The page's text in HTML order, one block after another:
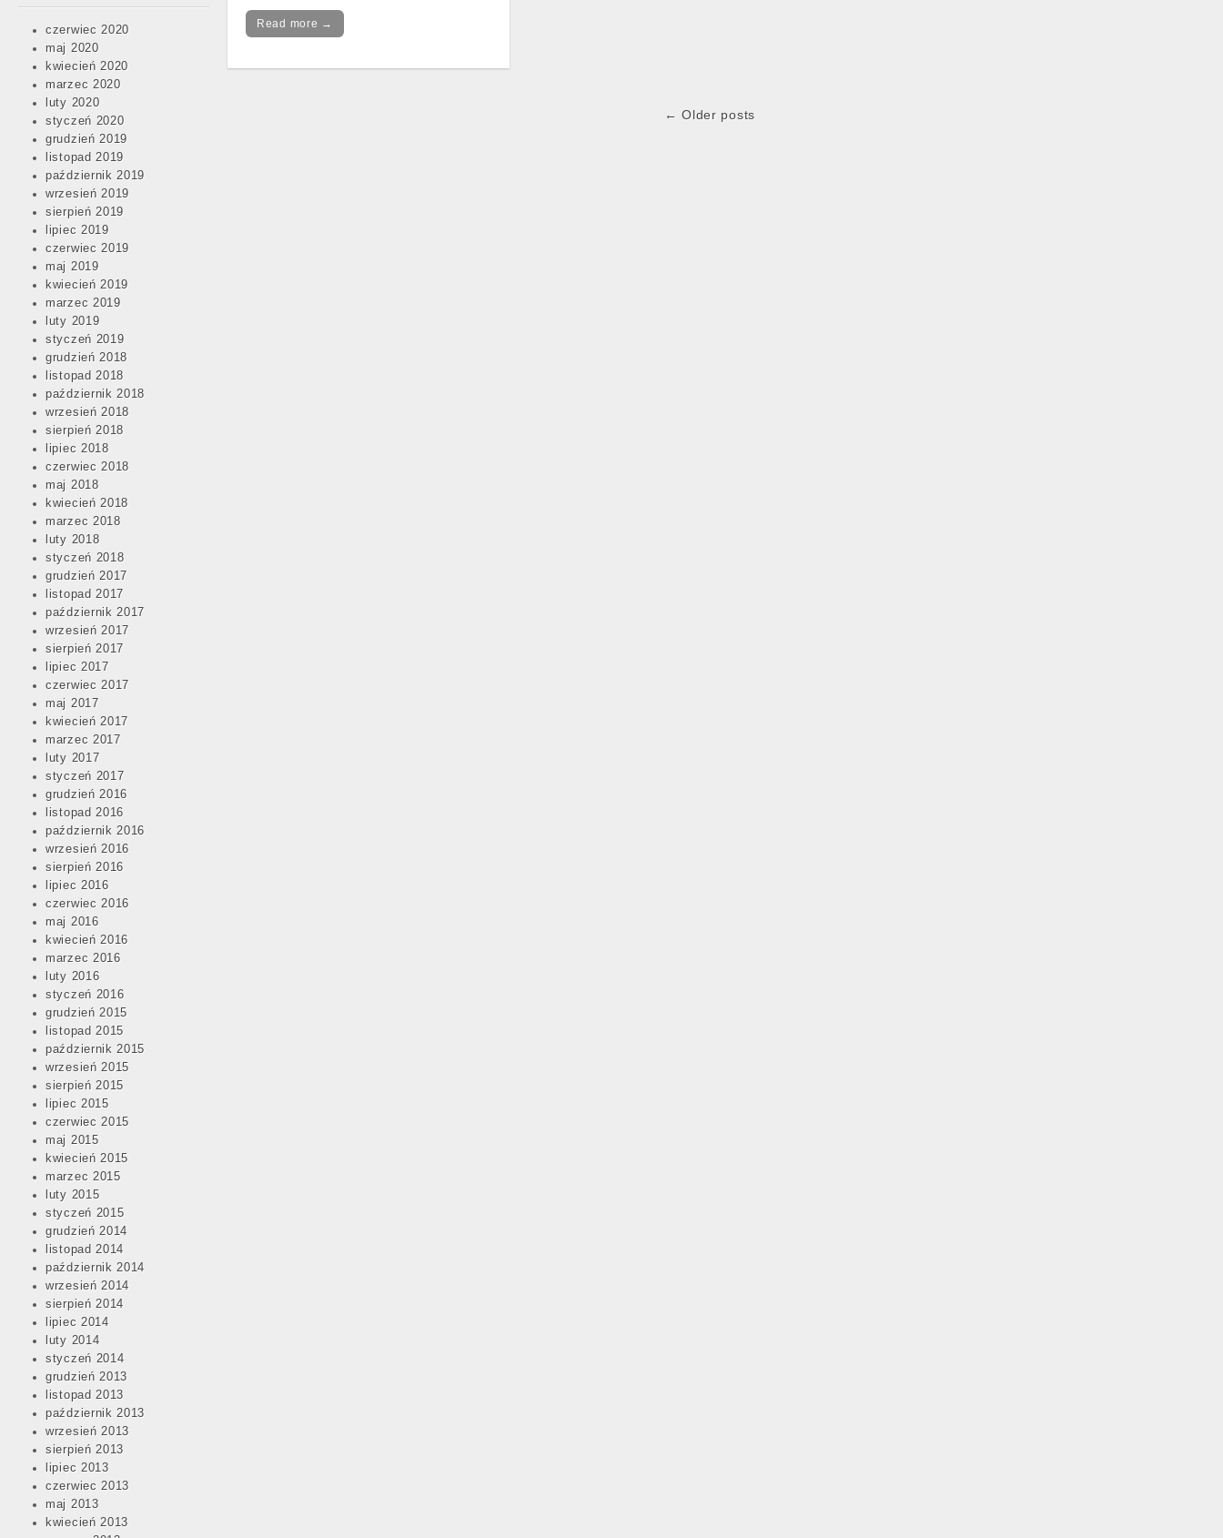
czerwiec 2020
maj 2020
kwiecień 2020
marzec 2020
luty 2020
styczeń 2020
grudzień 2019
listopad 2019
październik 2019
wrzesień 2019
sierpień 2019
lipiec 2019
czerwiec 2019
maj 2019
kwiecień 2019
marzec 2019
luty 2019
styczeń 2019
grudzień 2018
listopad 2018
październik 2018
wrzesień 2018
sierpień 2018
lipiec 2018
czerwiec 2018
maj 2018
kwiecień 2018
marzec 2018
luty 2018
styczeń 2018
grudzień 2017
listopad 2017
październik 2017
wrzesień 2017
sierpień 2017
lipiec 2017
czerwiec 2017
maj 2017
kwiecień 2017
marzec 2017
luty 2017
styczeń 2017
grudzień 2016
listopad 2016
październik 2016
wrzesień 2016
sierpień 2016
lipiec 2016
czerwiec 2016
maj 2016
kwiecień 2016
marzec 2016
luty 2016
styczeń 2016
grudzień 2015
listopad 2015
październik 2015
wrzesień 2015
sierpień 2015
lipiec 2015
czerwiec 2015
maj 2015
kwiecień 2015
marzec 2015
luty 2015
styczeń 2015
grudzień 2014
listopad 2014
październik 2014
wrzesień 2014
sierpień 2014
lipiec 2014
luty 2014
styczeń 2014
grudzień 2013
listopad 2013
październik 2013
wrzesień 2013
sierpień 2013
lipiec 2013
czerwiec 2013
maj 2013
kwiecień 2013
Read more →
← Older posts